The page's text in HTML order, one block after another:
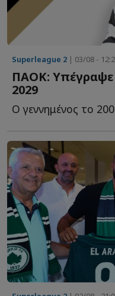
Superleague 2 | 03/08 -
ΠΑΟΚ: Υπέγραψε
2029